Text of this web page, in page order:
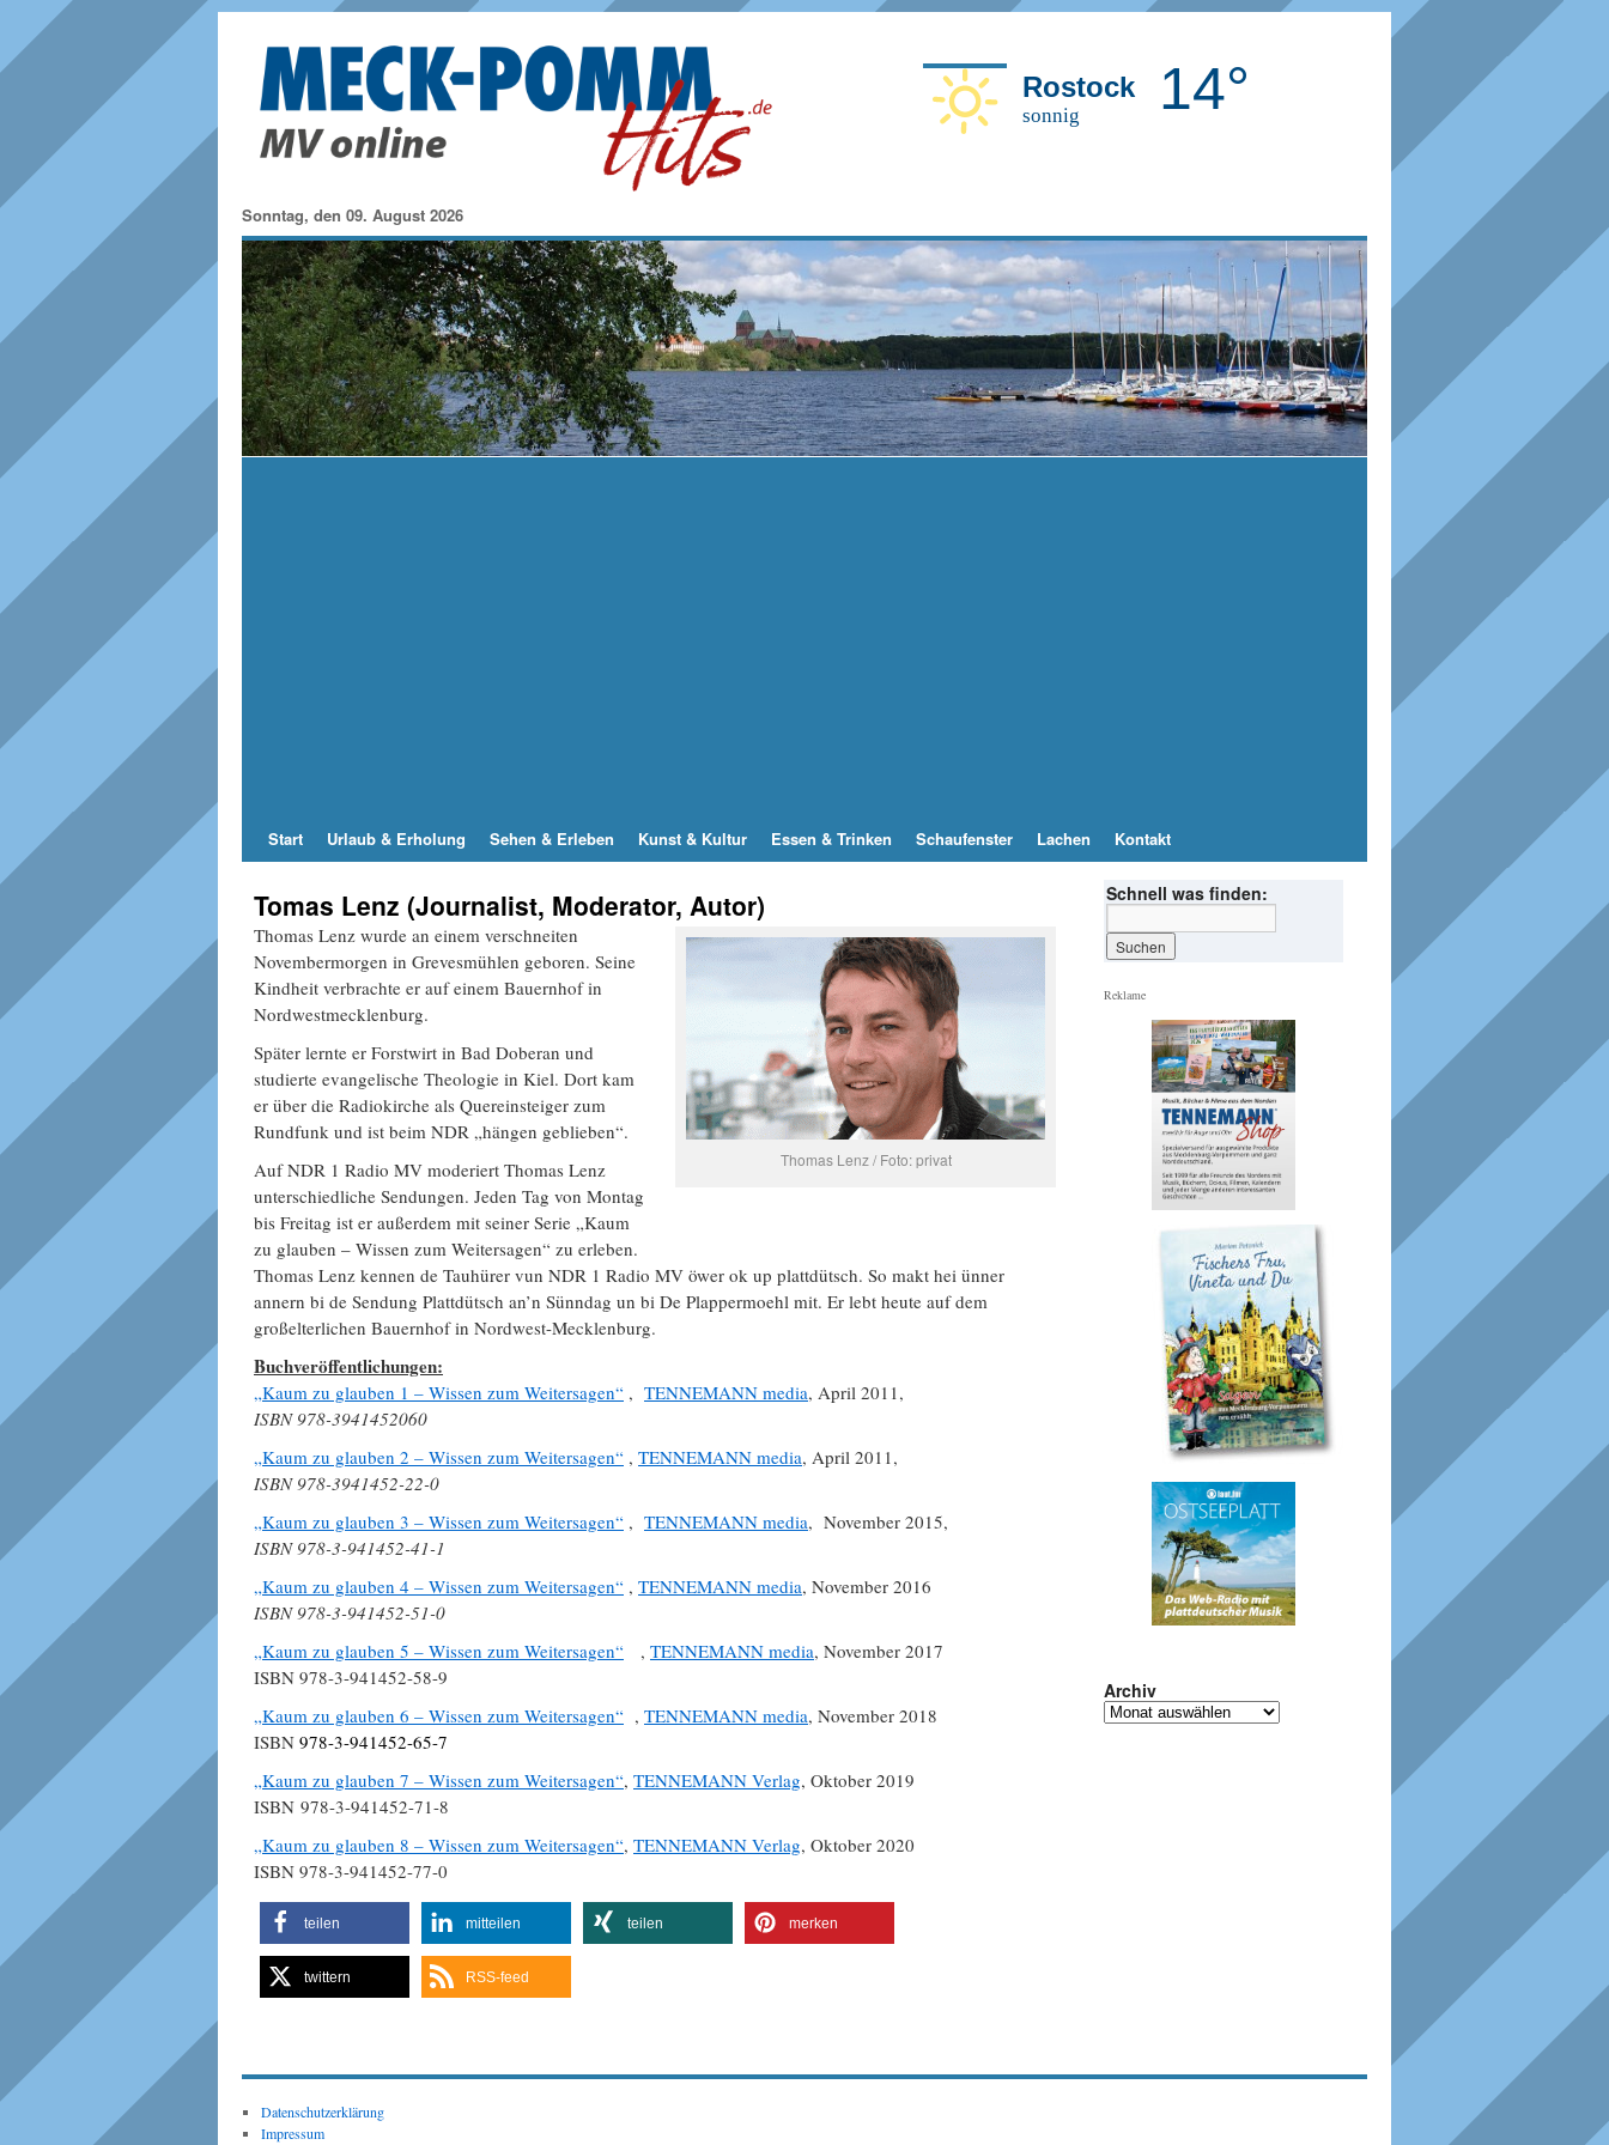
Sonntag, den 09. August 2026
Rostock
sonnig 14°
Start Urlaub & Erholung Sehen & Erleben Kunst & Kultur Essen & Trinken Schaufenster Lachen Kontakt
Tomas Lenz (Journalist, Moderator, Autor)
Thomas Lenz / Foto: privat
Thomas Lenz wurde an einem verschneiten
Novembermorgen in Grevesmühlen geboren. Seine
Kindheit verbrachte er auf einem Bauernhof in
Nordwestmecklenburg.
Später lernte er Forstwirt in Bad Doberan und
studierte evangelische Theologie in Kiel. Dort kam
er über die Radiokirche als Quereinsteiger zum
Rundfunk und ist beim NDR „hängen geblieben“.
Auf NDR 1 Radio MV moderiert Thomas Lenz
unterschiedliche Sendungen. Jeden Tag von Montag
bis Freitag ist er außerdem mit seiner Serie „Kaum
zu glauben – Wissen zum Weitersagen“ zu erleben.
Thomas Lenz kennen de Tauhürer vun NDR 1 Radio MV öwer ok up plattdütsch. So makt hei ünner
annern bi de Sendung Plattdütsch an’n Sünndag un bi De Plappermoehl mit. Er lebt heute auf dem
großelterlichen Bauernhof in Nordwest-Mecklenburg.
Buchveröffentlichungen:
„Kaum zu glauben 1 – Wissen zum Weitersagen“ , TENNEMANN media, April 2011,
ISBN 978-3941452060
„Kaum zu glauben 2 – Wissen zum Weitersagen“ , TENNEMANN media, April 2011,
ISBN 978-3941452-22-0
„Kaum zu glauben 3 – Wissen zum Weitersagen“ , TENNEMANN media, November 2015,
ISBN 978-3-941452-41-1
„Kaum zu glauben 4 – Wissen zum Weitersagen“ , TENNEMANN media, November 2016
ISBN 978-3-941452-51-0
„Kaum zu glauben 5 – Wissen zum Weitersagen“ , TENNEMANN media, November 2017
ISBN 978-3-941452-58-9
„Kaum zu glauben 6 – Wissen zum Weitersagen“ , TENNEMANN media, November 2018
ISBN 978-3-941452-65-7
„Kaum zu glauben 7 – Wissen zum Weitersagen“, TENNEMANN Verlag, Oktober 2019
ISBN 978-3-941452-71-8
„Kaum zu glauben 8 – Wissen zum Weitersagen“, TENNEMANN Verlag, Oktober 2020
ISBN 978-3-941452-77-0
teilen mitteilen teilen merken
twittern RSS-feed
Schnell was finden:
Reklame
Archiv
Datenschutzerklärung
Impressum